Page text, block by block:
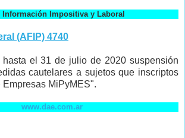
Información Impositiva y Laboral
(AFIP) 4740
hasta el 31 de julio de 2020 suspensión
cautelares a sujetos que inscriptos
MiPyMES".
www.dae.com.ar